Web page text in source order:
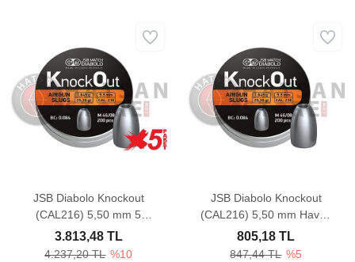
JSB Diabolo Knockout
(CAL216) 5,50 mm 5
Paket Havalı Tüfek
Saçması (25,39 Grain -
4.237,20 TL %10
3.813,48 TL
JSB Diabolo Knockout
(CAL216) 5,50 mm Havalı
Tüfek Saçması (25,39
Grain - 200 Adet)
847,44 TL %5
805,18 TL